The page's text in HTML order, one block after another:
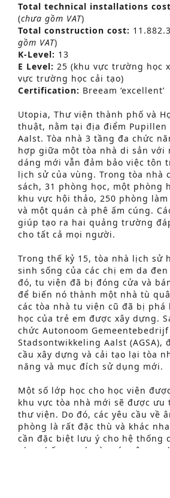
Tìm kiếm nâng cao
S
e
Total technical installations
(chưa gồm VAT)
Total construction cost:
gồm VAT)
K-Level: 13
E Level: 25 (khu vực trường học
vực trường học cải tạo)
Certification: Breeam ‘excellent’
Utopia, Thư viện thành phố và
thuật, nằm tại địa điểm
Aalst. Tòa nhà 3 tầng đa chức
hợp giữa một tòa nhà di sản với
dáng mới vẫn đảm bảo việc tôn
lịch sử của vùng. Trong tòa nhà
sách, 31 phòng học, một phòng
khu vực hội thảo, 250 phòng
và một quán cà phê ấm cúng.
giúp tạo ra hai quảng trường
cho tất cả mọi người.
Trong thế kỷ 15, tòa nhà lịch sử
sinh sống của các chị em da đen
đó, tu viện đã bị đóng cửa và
để biến nó thành một nhà tù
các tòa nhà tu viện cũ đã bị phá
học của trẻ em được xây dựng.
chức Autonoom Gemeentebedrijf
Stadsontwikkeling Aalst (AGSA),
cầu xây dựng và cải tạo lại tòa
năng và mục đích sử dụng mới.
Một số lớp học cho học viện
khu vực tòa nhà mới sẽ được ưu
thư viện. Do đó, các yêu cầu về
phòng là rất đặc thù và khác
cần đặc biệt lưu ý cho hệ thống
như nhấn mạnh vào các công